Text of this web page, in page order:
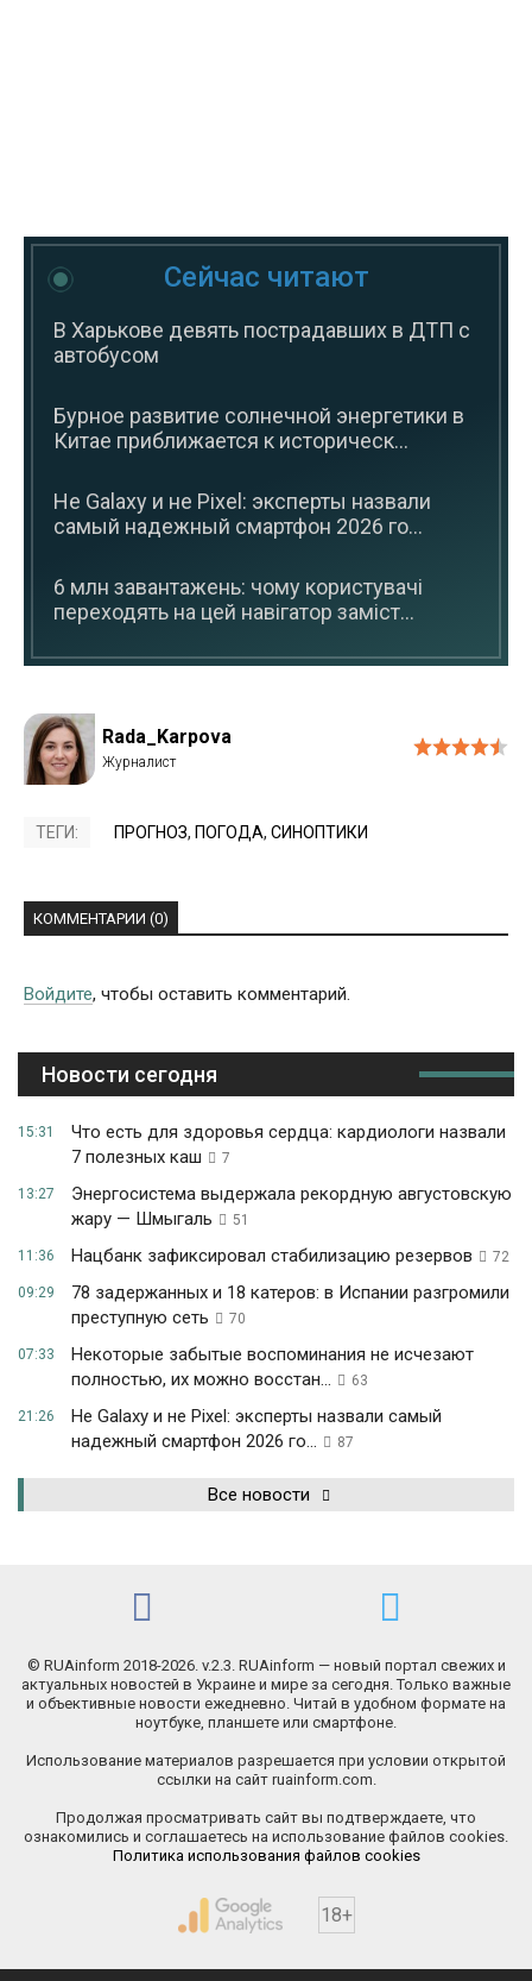
Сейчас читают
В Харькове девять пострадавших в ДТП с
автобусом
Бурное развитие солнечной энергетики в
Китае приближается к историческ...
Не Galaxy и не Pixel: эксперты назвали
самый надежный смартфон 2026 го...
6 млн завантажень: чому користувачі
переходять на цей навігатор заміст...
Rada_Karpova
ТЕГИ: ПРОГНОЗ, ПОГОДА, СИНОПТИКИ
КОММЕНТАРИИ (0)
Войдите, чтобы оставить комментарий.
Новости сегодня
15:31
Что есть для здоровья сердца: кардиологи назвали
7 полезных каш
7
13:27
Энергосистема выдержала рекордную августовскую
жару — Шмыгаль
51
11:36 Нацбанк зафиксировал стабилизацию резервов 72
09:29
78 задержанных и 18 катеров: в Испании разгромили
преступную сеть
70
07:33
Некоторые забытые воспоминания не исчезают
полностью, их можно восстан...
63
21:26
Не Galaxy и не Pixel: эксперты назвали самый
надежный смартфон 2026 го...
87
Все новости
© RUAinform 2018-2026. v.2.3. RUAinform — новый портал свежих и
актуальных новостей в Украине и мире за сегодня. Только важные
и объективные новости ежедневно. Читай в удобном формате на
ноутбуке, планшете или смартфоне.
Использование материалов разрешается при условии открытой
ссылки на сайт ruainform.com.
Продолжая просматривать сайт вы подтверждаете, что
ознакомились и соглашаетесь на использование файлов cookies.
Политика использования файлов cookies
18+